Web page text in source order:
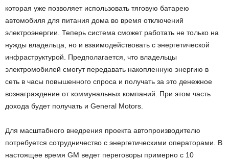
которая уже позволяет использовать тяговую батарею
автомобиля для питания дома во время отключений
электроэнергии. Теперь система сможет работать не только на
нужды владельца, но и взаимодействовать с энергетической
инфраструктурой. Предполагается, что владельцы
электромобилей смогут передавать накопленную энергию в
сеть в часы повышенного спроса и получать за это денежное
вознаграждение от коммунальных компаний. При этом часть
дохода будет получать и General Motors.
Для масштабного внедрения проекта автопроизводителю
потребуется сотрудничество с энергетическими операторами. В
настоящее время GM ведет переговоры примерно с 10